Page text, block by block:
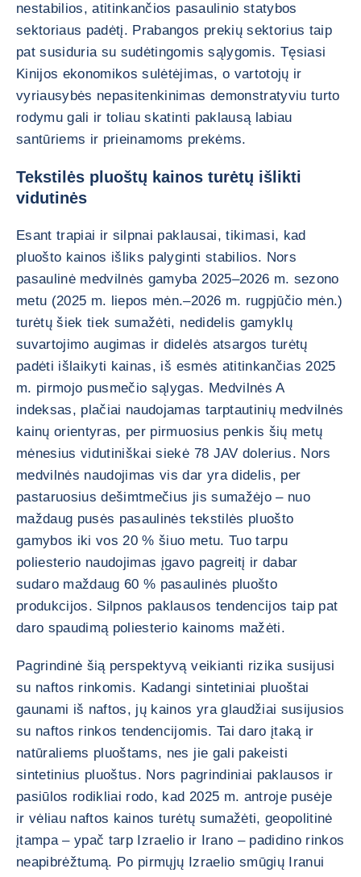
nestabilios, atitinkančios pasaulinio statybos
sektoriaus padėtį. Prabangos prekių sektorius taip
pat susiduria su sudėtingomis sąlygomis. Tęsiasi
Kinijos ekonomikos sulėtėjimas, o vartotojų ir
vyriausybės nepasitenkinimas demonstratyviu turto
rodymu gali ir toliau skatinti paklausą labiau
santūriems ir prieinamoms prekėms.
Tekstilės pluoštų kainos turėtų išlikti
vidutinės
Esant trapiai ir silpnai paklausai, tikimasi, kad
pluošto kainos išliks palyginti stabilios. Nors
pasaulinė medvilnės gamyba 2025–2026 m. sezono
metu (2025 m. liepos mėn.–2026 m. rugpjūčio mėn.)
turėtų šiek tiek sumažėti, nedidelis gamyklų
suvartojimo augimas ir didelės atsargos turėtų
padėti išlaikyti kainas, iš esmės atitinkančias 2025
m. pirmojo pusmečio sąlygas. Medvilnės A
indeksas, plačiai naudojamas tarptautinių medvilnės
kainų orientyras, per pirmuosius penkis šių metų
mėnesius vidutiniškai siekė 78 JAV dolerius. Nors
medvilnės naudojimas vis dar yra didelis, per
pastaruosius dešimtmečius jis sumažėjo – nuo
maždaug pusės pasaulinės tekstilės pluošto
gamybos iki vos 20 % šiuo metu. Tuo tarpu
poliesterio naudojimas įgavo pagreitį ir dabar
sudaro maždaug 60 % pasaulinės pluošto
produkcijos. Silpnos paklausos tendencijos taip pat
daro spaudimą poliesterio kainoms mažėti.
Pagrindinė šią perspektyvą veikianti rizika susijusi
su naftos rinkomis. Kadangi sintetiniai pluoštai
gaunami iš naftos, jų kainos yra glaudžiai susijusios
su naftos rinkos tendencijomis. Tai daro įtaką ir
natūraliems pluoštams, nes jie gali pakeisti
sintetinius pluoštus. Nors pagrindiniai paklausos ir
pasiūlos rodikliai rodo, kad 2025 m. antroje pusėje
ir vėliau naftos kainos turėtų sumažėti, geopolitinė
įtampa – ypač tarp Izraelio ir Irano – padidino rinkos
neapibrėžtumą. Po pirmųjų Izraelio smūgių Iranui